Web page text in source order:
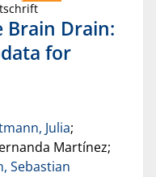
Brain Drain:
for
Julia;
Martínez;
Sebastian